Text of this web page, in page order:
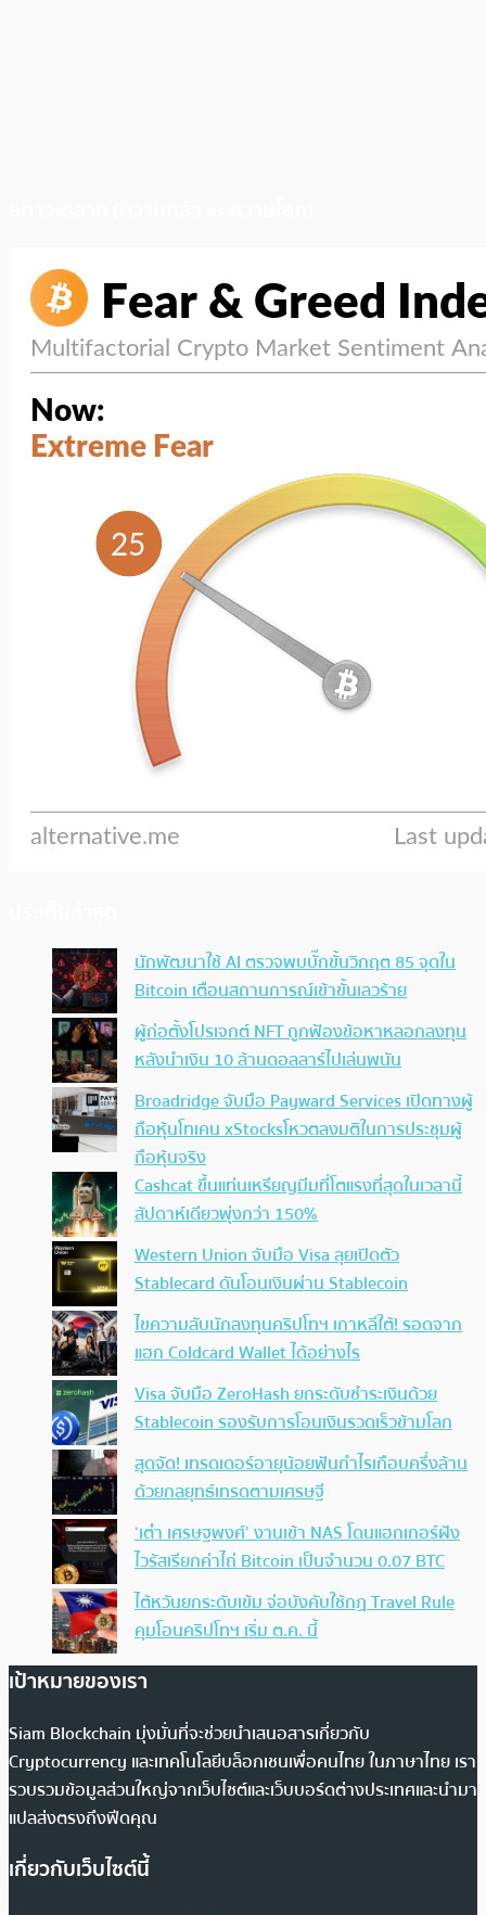
นักพัฒนาใช้ AI ตรวจพบบั๊กขั้นวิกฤต 85 จุดใน
Bitcoin เตือนสถานการณ์เข้าขั้นเลวร้าย
ผู้ก่อตั้งโปรเจกต์ NFT ถูกฟ้องข้อหาหลอกลงทุน
หลังนำเงิน 10 ล้านดอลลาร์ไปเล่นพนัน
Broadridge จับมือ Payward Services เปิดทางผู้
ถือหุ้นโทเคน xStocksโหวตลงมติในการประชุมผู้
ถือหุ้นจริง
Cashcat ขึ้นแท่นเหรียญมีมที่โตแรงที่สุดในเวลานี้
สัปดาห์เดียวพุ่งกว่า 150%
Western Union จับมือ Visa ลุยเปิดตัว
Stablecard ดันโอนเงินผ่าน Stablecoin
ไขความลับนักลงทุนคริปโทฯ เกาหลีใต้! รอดจาก
แฮก Coldcard Wallet ได้อย่างไร
Visa จับมือ ZeroHash ยกระดับชำระเงินด้วย
Stablecoin รองรับการโอนเงินรวดเร็วข้ามโลก
สุดจัด! เทรดเดอร์อายุน้อยฟันกำไรเกือบครึ่งล้าน
ด้วยกลยุทธ์เทรดตามเศรษฐี
‘เต๋า เศรษฐพงศ์’ งานเข้า NAS โดนแฮกเกอร์ฝัง
ไวรัสเรียกค่าไถ่ Bitcoin เป็นจำนวน 0.07 BTC
ไต้หวันยกระดับเข้ม จ่อบังคับใช้กฏ Travel Rule
คุมโอนคริปโทฯ เริ่ม ต.ค. นี้
เป้าหมายของเรา
Siam Blockchain มุ่งมั่นที่จะช่วยนำเสนอสารเกี่ยวกับ
Cryptocurrency และเทคโนโลยีบล็อกเชนเพื่อคนไทย ในภาษาไทย เรา
รวบรวมข้อมูลส่วนใหญ่จากเว็บไซต์และเว็บบอร์ดต่างประเทศและนำมา
แปลส่งตรงถึงฟีดคุณ
เกี่ยวกับเว็บไซต์นี้